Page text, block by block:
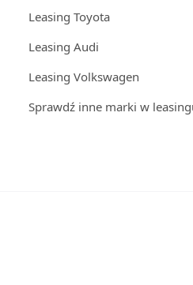
Leasing Toyota
Leasing Audi
Leasing Volkswagen
Sprawdź inne marki w